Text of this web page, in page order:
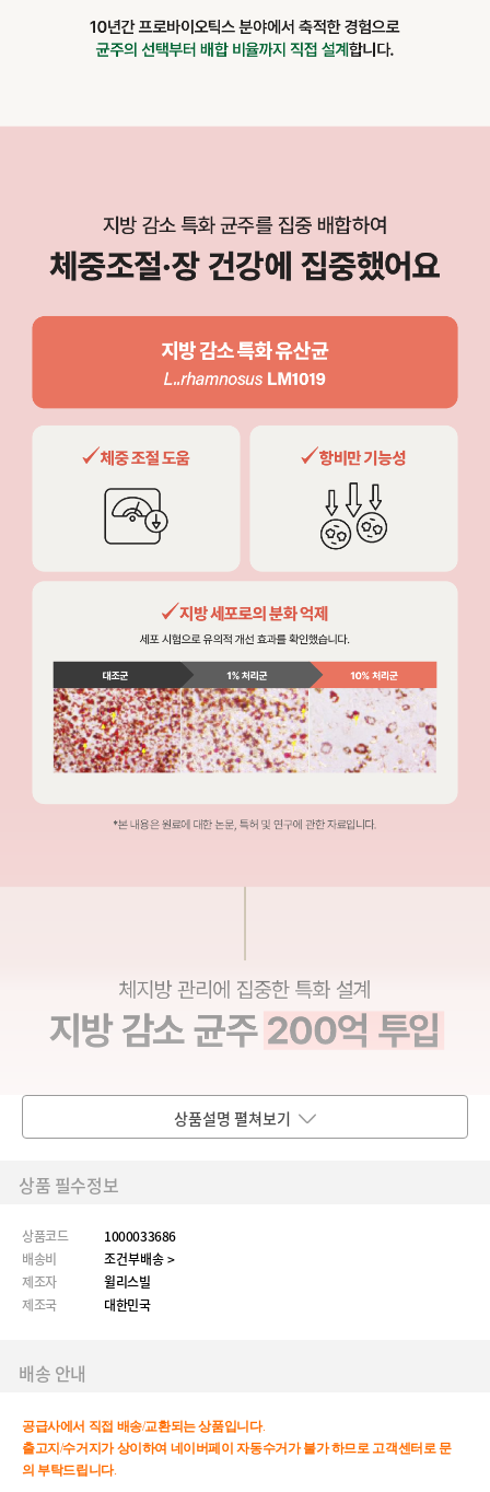
상품설명 펼쳐보기
상품 필수정보
상품코드
1000033686
배송비
조건부배송 >
제조자
윌리스빌
제조국
대한민국
배송 안내
공급사에서 직접 배송/교환되는상품입니다.
출고지 /수거지가 상이하여 네이버페이 자동수거가 불가하므로고객센터로문
의 부탁드립니다.